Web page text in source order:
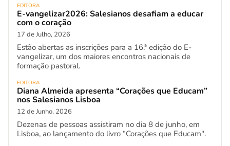
EDITORA
E-vangelizar2026: Salesianos desafiam a educar
com o coração
17 de Julho, 2026
Estão abertas as inscrições para a 16.ª edição do E-
vangelizar, um dos maiores encontros nacionais de
formação pastoral.
EDITORA
Diana Almeida apresenta “Corações que Educam”
nos Salesianos Lisboa
12 de Junho, 2026
Dezenas de pessoas assistiram no dia 8 de junho, em
Lisboa, ao lançamento do livro “Corações que Educam".